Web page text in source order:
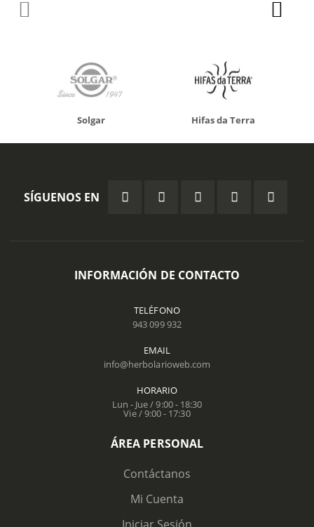
Solgar Hifas da Terra
SÍGUENOS EN
INFORMACIÓN DE CONTACTO
TELÉFONO
943 099 932
EMAIL
info@herbolarioweb.com
HORARIO
Lun - Jue / 9:00 - 18:30
Vie / 9:00 - 17:30
ÁREA PERSONAL
Contáctanos
Mi Cuenta